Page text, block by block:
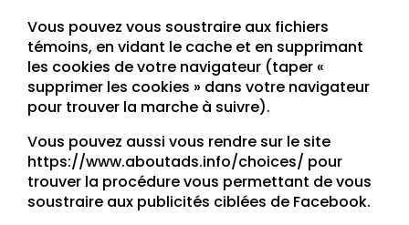
Vous pouvez vous soustraire aux fichiers
témoins, en vidant le cache et en supprimant
les cookies de votre navigateur (taper «
supprimer les cookies » dans votre navigateur
pour trouver la marche à suivre).
Vous pouvez aussi vous rendre sur le site
https://www.aboutads.info/choices/ pour
trouver la procédure vous permettant de vous
soustraire aux publicités ciblées de Facebook.